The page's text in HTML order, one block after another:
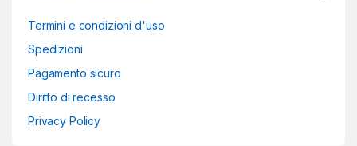
Termini e condizioni d'uso
Spedizioni
Pagamento sicuro
Diritto di recesso
Privacy Policy